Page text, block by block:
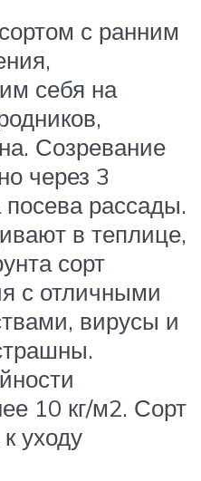
с ранним
себя на
Созревание
через 3
рассады.
в теплице,
сорт
с отличными
вирусы и
10 кг/м2. Сорт
уходу